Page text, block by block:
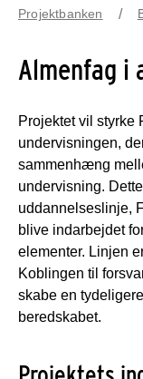
Projektbanken
Almenfag i
Projektet vil styrke
undervisningen,
sammenhæng
undervisning.
uddannelseslinje,
blive indarbejdet
elementer. Linjen
Koblingen til
skabe en
beredskabet.